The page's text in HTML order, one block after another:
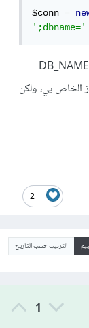
$conn =
';dbname='
وبالتأكيد يتم إستبدال الثوابت مثل DB_HOST و DB_NAME
الخاص بي، ولكن
2
الترتيب حسب التاريخ
1